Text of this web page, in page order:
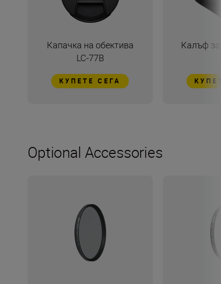
Капачка на обектива
LC-77B
КУПЕТЕ СЕГА
Калъф за
Optional Accessories